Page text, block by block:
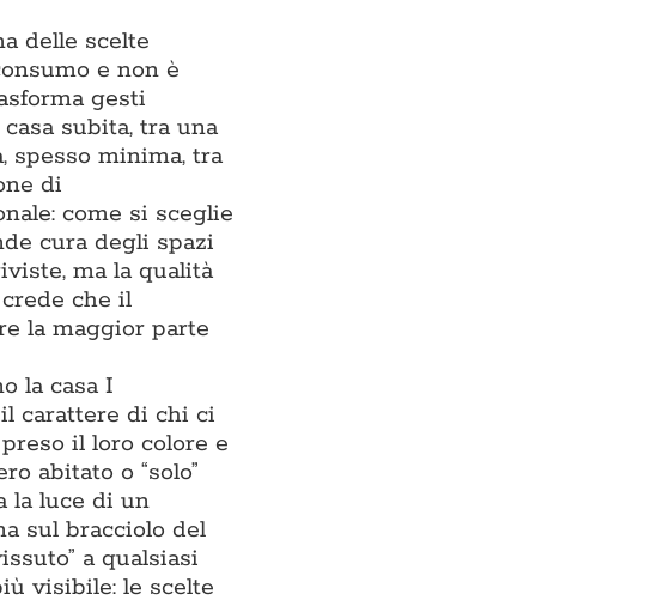
delle scelte
e non è
gesti
subita, tra una
spesso minima, tra
di
come si sceglie
cura degli spazi
ma la qualità
che il
la maggior parte
la casa I
il carattere di chi ci
il loro colore e
abitato o “solo”
la luce di un
sul bracciolo del
a qualsiasi
visibile: le scelte